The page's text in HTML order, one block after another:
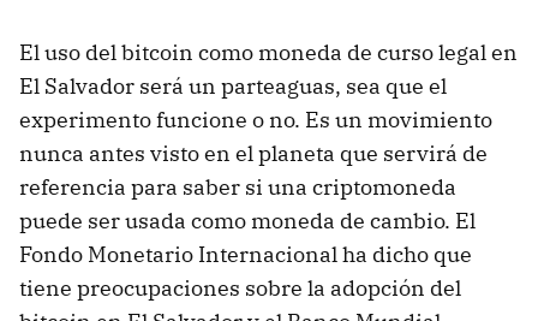
El uso del bitcoin como moneda de curso legal en
El Salvador será un parteaguas, sea que el
experimento funcione o no. Es un movimiento
nunca antes visto en el planeta que servirá de
referencia para saber si una criptomoneda
puede ser usada como moneda de cambio. El
Fondo Monetario Internacional ha dicho que
tiene preocupaciones sobre la adopción del